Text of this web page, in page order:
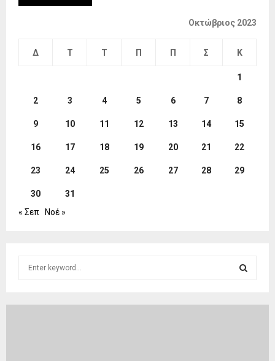
Οκτώβριος 2023
Δ Τ Τ Π Π Σ Κ
1
2 3 4 5 6 7 8
9 10 11 12 13 14 15
16 17 18 19 20 21 22
23 24 25 26 27 28 29
30
31
« Σεπ
Νοέ »